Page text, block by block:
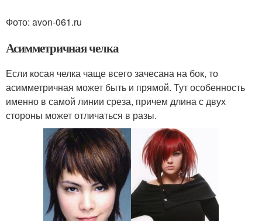
Фото: avon-061.ru
Асимметричная челка
Если косая челка чаще всего зачесана на бок, то
асимметричная может быть и прямой. Тут особенность
именно в самой линии среза, причем длина с двух
стороны может отличаться в разы.